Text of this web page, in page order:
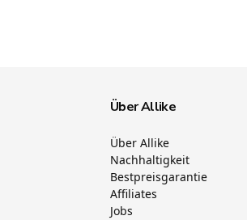
Über Allike
Über Allike
Nachhaltigkeit
Bestpreisgarantie
Affiliates
Jobs